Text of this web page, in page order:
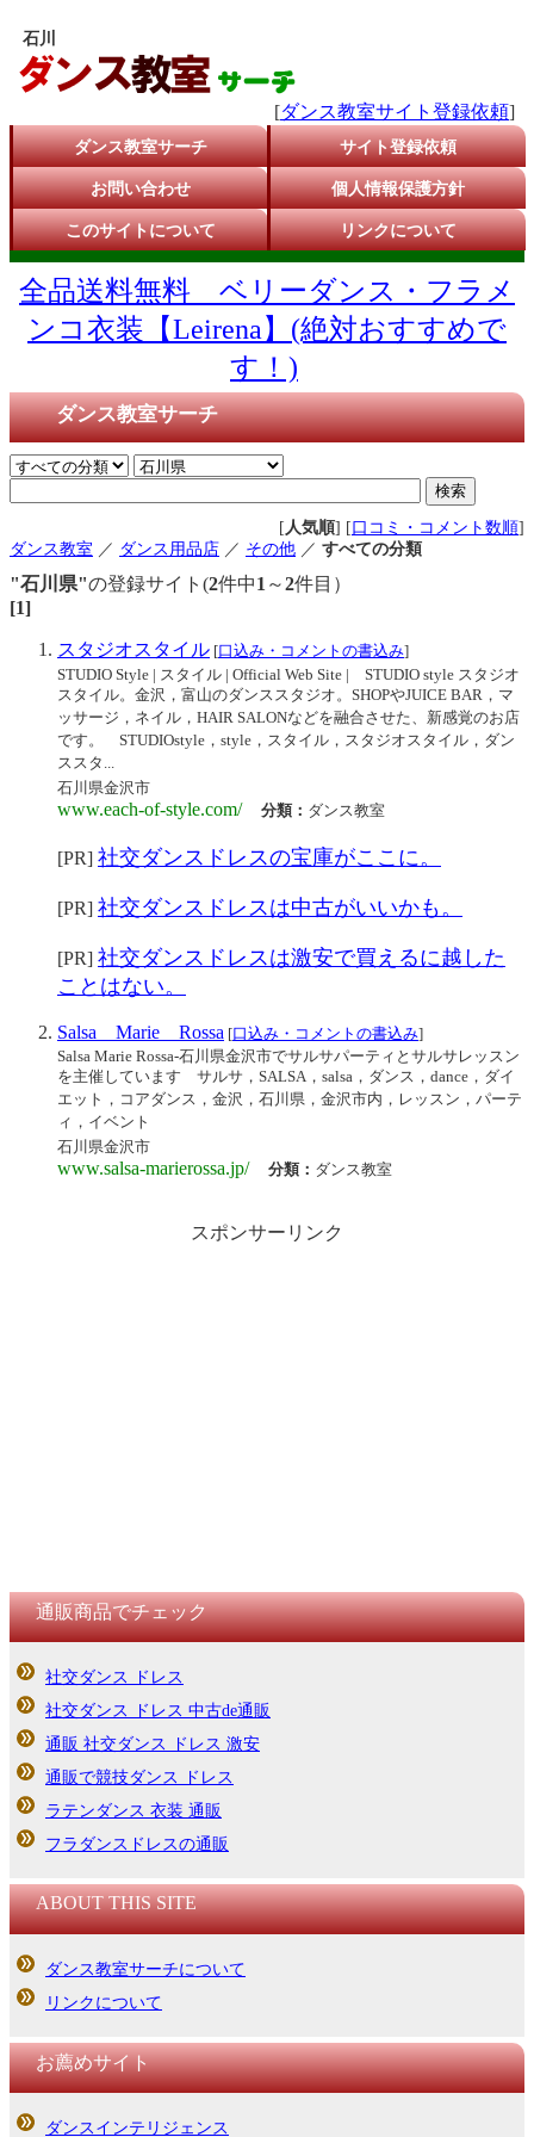
石川
[ダンス教室サイト登録依頼]
ダンス教室サーチ サイト登録依頼
お問い合わせ 個人情報保護方針
このサイトについて リンクについて
全品送料無料 ベリーダンス・フラメ
ンコ衣装【Leirena】(絶対おすすめで
す！)
ダンス教室サーチ
[ 人気順] [ 口コミ・コメント数順]
ダンス教室 ／ ダンス用品店 ／ その他 ／ すべての分類
"石川県"の登録サイト(2件中1 ～2件目）
[1]
スタジオスタイル [口込み・コメントの書込み]
STUDIO Style | スタイル | Official Web Site | STUDIO style スタジオ
スタイル。金沢，富山のダンススタジオ。SHOPやJUICE BAR，マ
ッサージ，ネイル，HAIR SALONなどを融合させた、新感覚のお店
です。 STUDIOstyle，style，スタイル，スタジオスタイル，ダン
ススタ...
石川県金沢市
www.each-of-style.com/ 分類： ダンス教室
[PR] 社交ダンスドレスの宝庫がここに。
[PR] 社交ダンスドレスは中古がいいかも。
[PR] 社交ダンスドレスは激安で買えるに越した
ことはない。
Salsa Marie Rossa [口込み・コメントの書込み]
Salsa Marie Rossa-石川県金沢市でサルサパーティとサルサレッスン
を主催しています サルサ，SALSA，salsa，ダンス，dance，ダイ
エット，コアダンス，金沢，石川県，金沢市内，レッスン，パーテ
ィ，イベント
石川県金沢市
www.salsa-marierossa.jp/ 分類： ダンス教室
スポンサーリンク
通販商品でチェック
社交ダンス ドレス
社交ダンス ドレス 中古de通販
通販 社交ダンス ドレス 激安
通販で競技ダンス ドレス
ラテンダンス 衣装 通販
フラダンスドレスの通販
ABOUT THIS SITE
ダンス教室サーチについて
リンクについて
お薦めサイト
ダンスインテリジェンス